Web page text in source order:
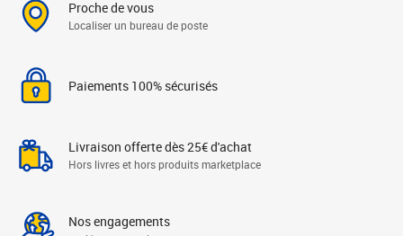
Proche de vous
Localiser un bureau de poste
Paiements 100% sécurisés
Livraison offerte dès 25€ d'achat
Hors livres et hors produits marketplace
Nos engagements